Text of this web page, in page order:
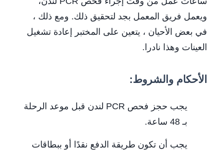
ويعمل فريق المعمل بجد لتحقيق ذلك. ومع ذلك ،
في بعض الأحيان ، يتعين على المختبر إعادة تشغيل
العينات وهذا نادرا.
الأحكام والشروط:
يجب حجز فحص PCR لندن قبل موعد الرحلة
بـ 48 ساعة.
يجب أن تكون طريقة الدفع نقدًا أو ببطاقات